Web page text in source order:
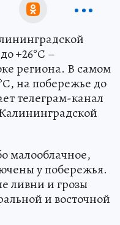
+26°С –
региона. В самом
на побережье до
телеграм-канал
малооблачное,
у побережья.
ливни и грозы
и восточной